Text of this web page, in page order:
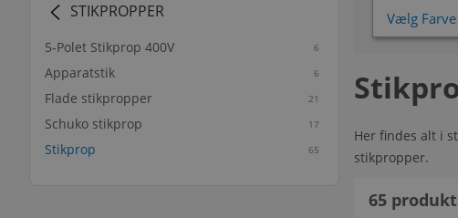
STIKPROPPER
5-Polet Stikprop 400V 6
Apparatstik 6
Flade stikpropper 21
Schuko stikprop 17
Stikprop 65
Vælg Farve
Her findes alt i
stikpropper.
65